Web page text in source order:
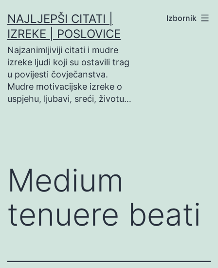
na
sadržaj
NAJLJEPŠI CITATI |
IZREKE | POSLOVICE
Najzanimljiviji citati i mudre
izreke ljudi koji su ostavili trag
u povijesti čovječanstva.
Mudre motivacijske izreke o
uspjehu, ljubavi, sreći, životu…
Izbornik
Medium
tenuere beati